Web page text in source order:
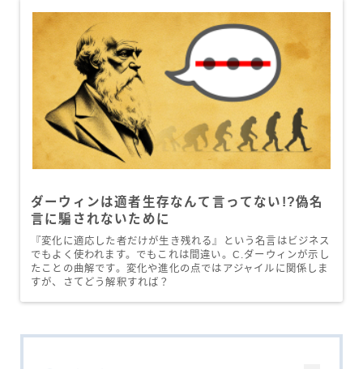
ダーウィンは適者生存なんて言ってない!?偽名
言に騙されないために
『変化に適応した者だけが生き残れる』という名言はビジネス
でもよく使われます。でもこれは間違い。C.ダーウィンが示し
たことの曲解です。変化や進化の点ではアジャイルに関係しま
すが、さてどう解釈すれば？